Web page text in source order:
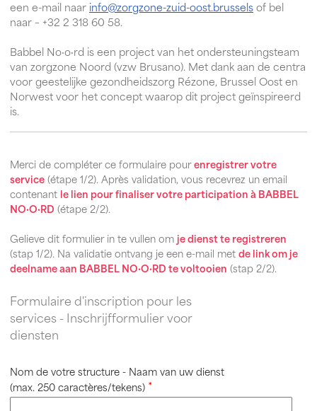
een e-mail naar info@zorgzone-zuid-oost.brussels of bel
naar – +32 2 318 60 58.
Babbel No·o·rd is een project van het ondersteuningsteam
van zorgzone Noord (vzw Brusano). Met dank aan de centra
voor geestelijke gezondheidszorg Rézone, Brussel Oost en
Norwest voor het concept waarop dit project geïnspireerd
is.
Merci de compléter ce formulaire pour enregistrer votre
service (étape 1/2). Après validation, vous recevrez un email
contenant
le lien pour finaliser votre participation à BABBEL
NO·O·RD (étape 2/2).
Gelieve dit formulier in te vullen om je dienst te registreren
(stap 1/2). Na validatie ontvang je een e-mail met de link om je
deelname aan BABBEL NO·O·RD te voltooien (stap 2/2).
Formulaire d'inscription pour les
services - Inschrijfformulier voor
diensten
Nom de votre structure - Naam van uw dienst
(max. 250 caractères/tekens)